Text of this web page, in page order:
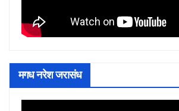
मगध नरेश जरासंध